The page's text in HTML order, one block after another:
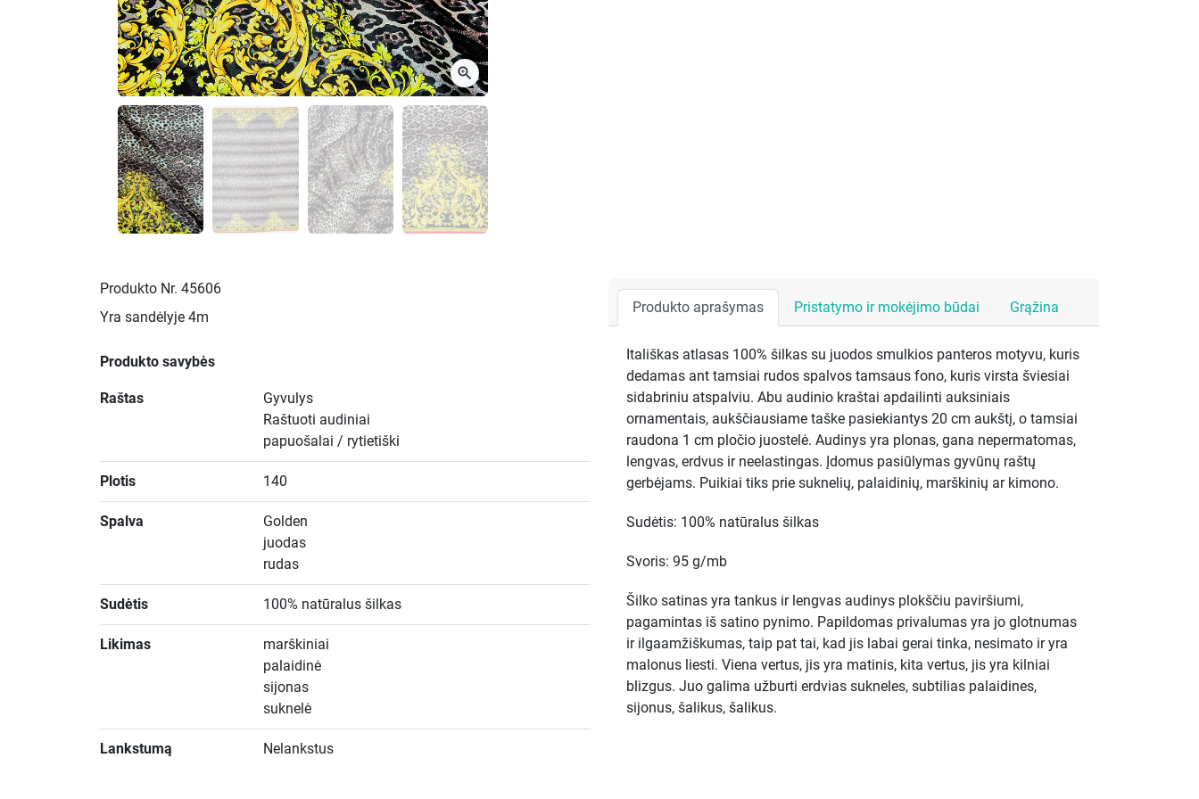
zoom_in
Produkto Nr. 45606
Yra sandėlyje 4m
Produkto savybės
Raštas
Gyvulys
Raštuoti audiniai
papuošalai / rytietiški
Plotis 140
Spalva
Golden
juodas
rudas
Sudėtis 100% natūralus šilkas
Likimas
marškiniai
palaidinė
sijonas
suknelė
Lankstumą Nelankstus
Produkto aprašymas Pristatymo ir mokėjimo būdai Grąžina
Itališkas atlasas 100% šilkas su juodos smulkios panteros motyvu, kuris
dedamas ant tamsiai rudos spalvos tamsaus fono, kuris virsta šviesiai
sidabriniu atspalviu. Abu audinio kraštai apdailinti auksiniais
ornamentais, aukščiausiame taške pasiekiantys 20 cm aukštį, o tamsiai
raudona 1 cm pločio juostelė. Audinys yra plonas, gana nepermatomas,
lengvas, erdvus ir neelastingas. Įdomus pasiūlymas gyvūnų raštų
gerbėjams. Puikiai tiks prie suknelių, palaidinių, marškinių ar kimono.
Sudėtis: 100% natūralus šilkas
Svoris: 95 g/mb
Šilko satinas yra tankus ir lengvas audinys plokščiu paviršiumi,
pagamintas iš satino pynimo. Papildomas privalumas yra jo glotnumas
ir ilgaamžiškumas, taip pat tai, kad jis labai gerai tinka, nesimato ir yra
malonus liesti. Viena vertus, jis yra matinis, kita vertus, jis yra kilniai
blizgus. Juo galima užburti erdvias sukneles, subtilias palaidines,
sijonus, šalikus, šalikus.